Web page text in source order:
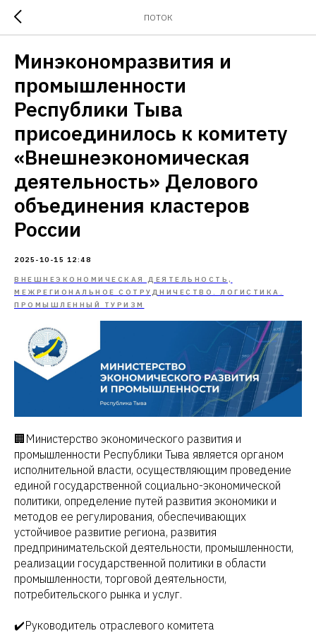
ПОТОК
Минэкономразвития и
промышленности
Республики Тыва
присоединилось к комитету
«Внешнеэкономическая
деятельность» Делового
объединения кластеров
России
2025-10-15 12:48
ВНЕШНЕЭКОНОМИЧЕСКАЯ ДЕЯТЕЛЬНОСТЬ,
МЕЖРЕГИОНАЛЬНОЕ СОТРУДНИЧЕСТВО. ЛОГИСТИКА.
ПРОМЫШЛЕННЫЙ ТУРИЗМ
🏢Министерство экономического развития и
промышленности Республики Тыва является органом
исполнительной власти, осуществляющим проведение
единой государственной социально-экономической
политики, определение путей развития экономики и
методов ее регулирования, обеспечивающих
устойчивое развитие региона, развития
предпринимательской деятельности, промышленности,
реализации государственной политики в области
промышленности, торговой деятельности,
потребительского рынка и услуг.
✔️Руководитель отраслевого комитета